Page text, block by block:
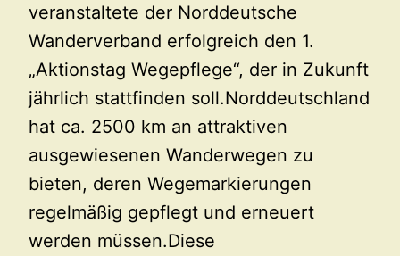
veranstaltete der Norddeutsche
Wanderverband erfolgreich den 1.
„Aktionstag Wegepflege“, der in Zukunft
jährlich stattfinden soll.Norddeutschland
hat ca. 2500 km an attraktiven
ausgewiesenen Wanderwegen zu
bieten, deren Wegemarkierungen
regelmäßig gepflegt und erneuert
werden müssen.Diese